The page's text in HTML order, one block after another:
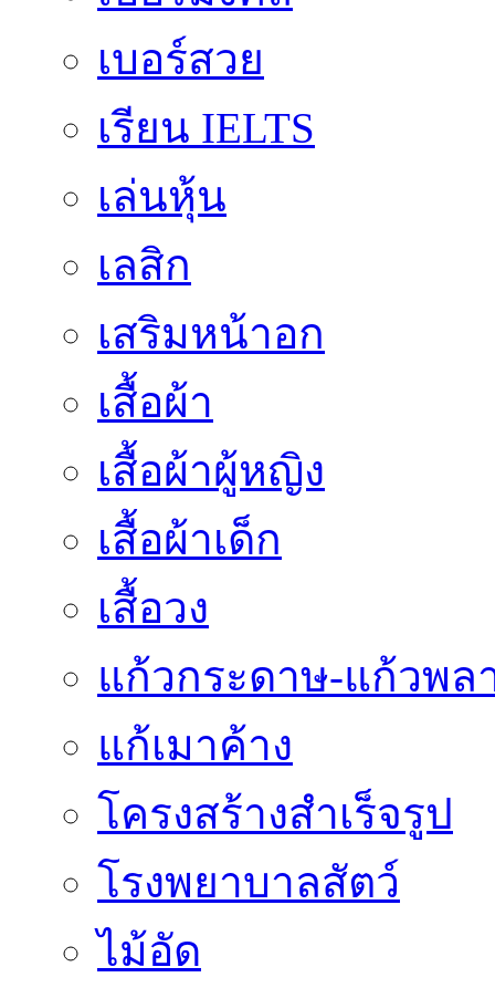
เบอร์สวย
เรียน IELTS
เล่นหุ้น
เลสิก
เสริมหน้าอก
เสื้อผ้า
เสื้อผ้าผู้หญิง
เสื้อผ้าเด็ก
เสื้อวง
แก้วกระดาษ-แก้วพล
แก้เมาค้าง
โครงสร้างสำเร็จรูป
โรงพยาบาลสัตว์
ไม้อัด